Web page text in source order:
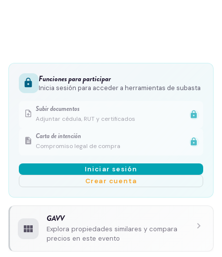
lock Funciones para participar
Inicia sesión para acceder a herramientas de subasta
upload_file Subir documentos
Adjuntar cédula, RUT y certificados
lock
description Carta de intención
Compromiso legal de compra
lock
Iniciar sesión
Crear cuenta
view_module
GAVV
Explora propiedades similares y compara
precios en este evento
chevron_right